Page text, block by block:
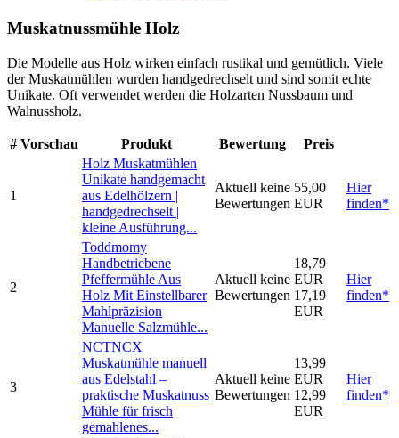
Muskatnussmühle Holz
Die Modelle aus Holz wirken einfach rustikal und gemütlich. Viele
der Muskatmühlen wurden handgedrechselt und sind somit echte
Unikate. Oft verwendet werden die Holzarten Nussbaum und
Walnussholz.
# Vorschau Produkt Bewertung Preis
1
Holz Muskatmühlen
Unikate handgemacht
aus Edelhölzern |
handgedrechselt |
kleine Ausführung...
Aktuell keine
Bewertungen
55,00
EUR
Hier
finden*
2
Toddmomy
Handbetriebene
Pfeffermühle Aus
Holz Mit Einstellbarer
Mahlpräzision
Manuelle Salzmühle...
Aktuell keine
Bewertungen
18,79
EUR
17,19
EUR
Hier
finden*
3
NCTNCX
Muskatmühle manuell
aus Edelstahl –
praktische Muskatnuss
Mühle für frisch
gemahlenes...
Aktuell keine
Bewertungen
13,99
EUR
12,99
EUR
Hier
finden*